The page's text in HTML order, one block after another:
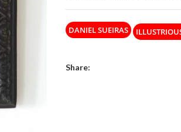
DANIEL SUEIRAS
Share: